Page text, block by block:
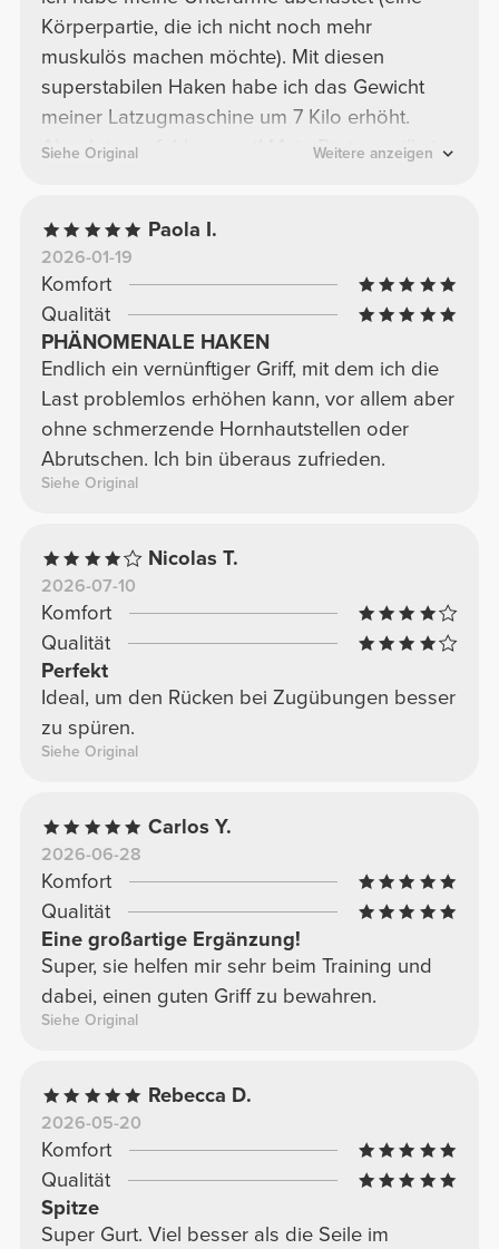
Körperpartie, die ich nicht noch mehr
muskulös machen möchte). Mit diesen
superstabilen Haken habe ich das Gewicht
meiner Latzugmaschine um 7 Kilo erhöht.
Absolut empfehlenswert! Mein Partner will sie
Siehe Original Weitere anzeigen
Paola I.
2026-01-19
Komfort
Qualität
PHÄNOMENALE HAKEN
Endlich ein vernünftiger Griff, mit dem ich die
Last problemlos erhöhen kann, vor allem aber
ohne schmerzende Hornhautstellen oder
Abrutschen. Ich bin überaus zufrieden.
Siehe Original
Nicolas T.
2026-07-10
Komfort
Qualität
Perfekt
Ideal, um den Rücken bei Zugübungen besser
zu spüren.
Siehe Original
Carlos Y.
2026-06-28
Komfort
Qualität
Eine großartige Ergänzung!
Super, sie helfen mir sehr beim Training und
dabei, einen guten Griff zu bewahren.
Siehe Original
Rebecca D.
2026-05-20
Komfort
Qualität
Spitze
Super Gurt. Viel besser als die Seile im